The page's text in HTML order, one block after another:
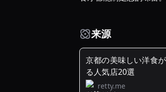
来源
京都の美味しい洋食
る人気店20選
retty.me